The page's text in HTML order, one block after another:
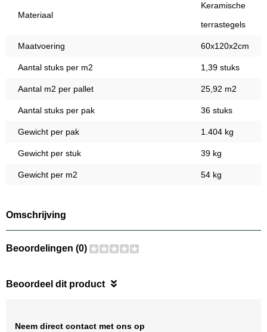
Materiaal
Keramische
terrastegels
Maatvoering 60x120x2cm
Aantal stuks per m2 1,39 stuks
Aantal m2 per pallet 25,92 m2
Aantal stuks per pak 36 stuks
Gewicht per pak 1.404 kg
Gewicht per stuk 39 kg
Gewicht per m2 54 kg
Omschrijving
Beoordelingen (0)
Beoordeel dit product
Neem direct contact met ons op